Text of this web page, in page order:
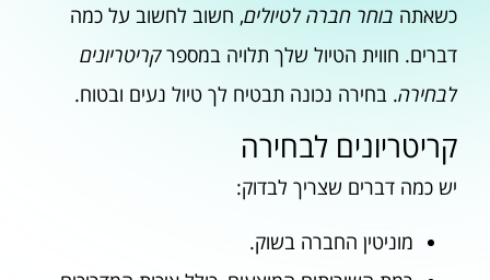
כשאתה בוחר חברה לטיולים, חשוב לחשוב על כמה
דברים. חווית הטיול שלך תלויה במספרקריטריונים
לבחירה. בחירה נכונה תבטיח לך טיול נעים ובטוח.
קריטריונים לבחירה
יש כמה דברים שצריך לבדוק:
מוניטין החברה בשוק.